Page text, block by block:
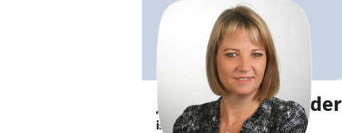
Jeannette Schneider
ist offen für Projekte. 🔎